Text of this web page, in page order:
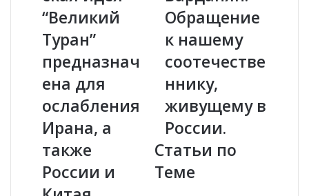
т
и
с
с
к
я
и
д
“Великий
Туран”
предназнач
ена для
ослабления
Ирана, а
также
России и
а
д
и
В
а
д
а
я
н
Обращение
к нашему
соотечестве
ннику,
живущему в
России.
Статьи по
Теме